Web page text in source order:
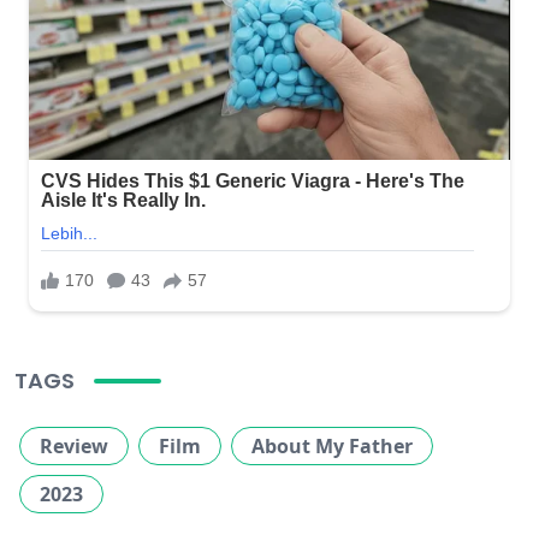
TAGS
Review Film
About My Father
2023